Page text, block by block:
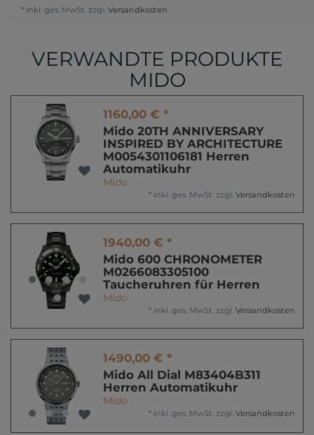
* inkl. ges. MwSt. zzgl. Versandkosten
VERWANDTE PRODUKTE
MIDO
1160,00 € *
Mido 20TH ANNIVERSARY
INSPIRED BY ARCHITECTURE
M0054301106181 Herren
Automatikuhr
Mido
* inkl. ges. MwSt. zzgl. Versandkosten
1940,00 € *
Mido 600 CHRONOMETER
M0266083305100
Taucheruhren für Herren
Mido
* inkl. ges. MwSt. zzgl. Versandkosten
1490,00 € *
Mido All Dial M83404B311
Herren Automatikuhr
Mido
* inkl. ges. MwSt. zzgl. Versandkosten